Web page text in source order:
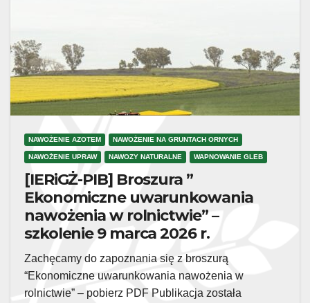
NAWOŻENIE AZOTEM NAWOŻENIE NA GRUNTACH ORNYCH
NAWOŻENIE UPRAW NAWOZY NATURALNE WAPNOWANIE GLEB
[IERiGŻ-PIB] Broszura ”
Ekonomiczne uwarunkowania
nawożenia w rolnictwie” –
szkolenie 9 marca 2026 r.
Zachęcamy do zapoznania się z broszurą
“Ekonomiczne uwarunkowania nawożenia w
rolnictwie” – pobierz PDF Publikacja została